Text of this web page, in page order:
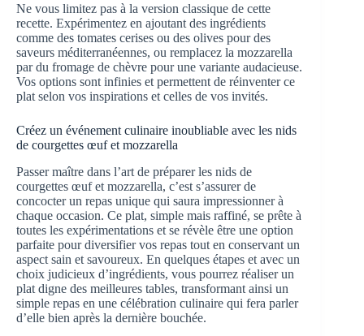
Ne vous limitez pas à la version classique de cette
recette. Expérimentez en ajoutant des ingrédients
comme des tomates cerises ou des olives pour des
saveurs méditerranéennes, ou remplacez la mozzarella
par du fromage de chèvre pour une variante audacieuse.
Vos options sont infinies et permettent de réinventer ce
plat selon vos inspirations et celles de vos invités.
Créez un événement culinaire inoubliable avec les nids
de courgettes œuf et mozzarella
Passer maître dans l’art de préparer les nids de
courgettes œuf et mozzarella, c’est s’assurer de
concocter un repas unique qui saura impressionner à
chaque occasion. Ce plat, simple mais raffiné, se prête à
toutes les expérimentations et se révèle être une option
parfaite pour diversifier vos repas tout en conservant un
aspect sain et savoureux. En quelques étapes et avec un
choix judicieux d’ingrédients, vous pourrez réaliser un
plat digne des meilleures tables, transformant ainsi un
simple repas en une célébration culinaire qui fera parler
d’elle bien après la dernière bouchée.